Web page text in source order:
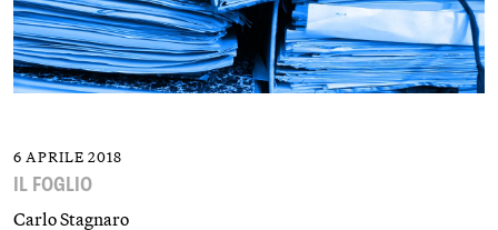
6 APRILE 2018
IL FOGLIO
Carlo Stagnaro